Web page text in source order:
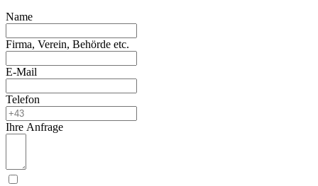
Name
Firma, Verein, Behörde etc.
E-Mail
Telefon
Ihre Anfrage